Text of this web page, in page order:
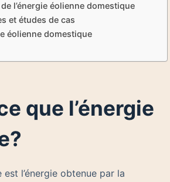
l’énergie éolienne domestique
et études de cas
éolienne domestique
que l’énergie
est l’énergie obtenue par la